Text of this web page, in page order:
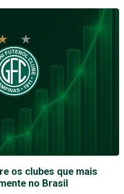
os clubes que mais
no Brasil